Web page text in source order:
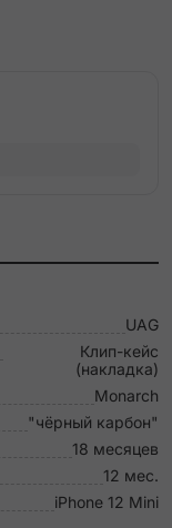
UAG
Клип-кейс
(накладка)
Monarch
"чёрный карбон"
18 месяцев
12 мес.
iPhone 12 Mini